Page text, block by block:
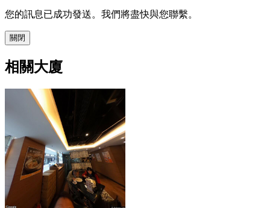
您的訊息已成功發送。我們將盡快與您聯繫。
關閉
相關大廈